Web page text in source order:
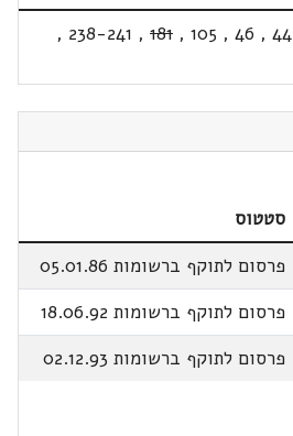
44
,
46
,
105
,
181
,
238-241
,
סטטוס
פרסום לתוקף ברשומות 05.01.86
פרסום לתוקף ברשומות 18.06.92
פרסום לתוקף ברשומות 02.12.93